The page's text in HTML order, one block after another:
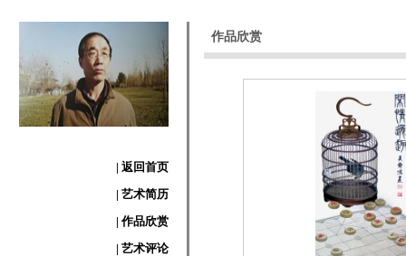
| 返回首页
| 艺术简历
| 作品欣赏
| 艺术评论
作品欣赏